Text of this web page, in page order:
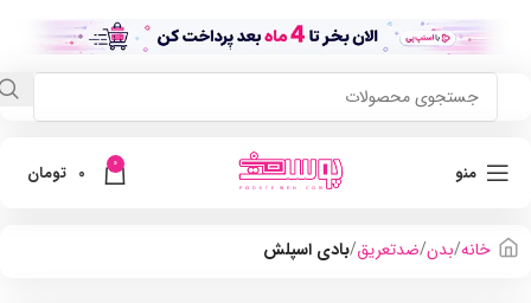
منو 0
0 تومان
خانه بدن ضدتعریق بادی اسپلش